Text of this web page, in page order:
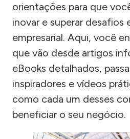
orientações para que
inovar e superar desafios
empresarial. Aqui, você
que vão desde artigos
eBooks detalhados,
inspiradores e vídeos
como cada um desses
beneficiar o seu negócio.